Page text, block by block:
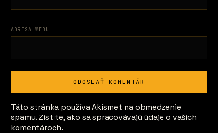
ADRESA WEBU
Táto stránka používa Akismet na obmedzenie
spamu.Zistite, ako sa spracovávajú údaje o vašich
komentároch.